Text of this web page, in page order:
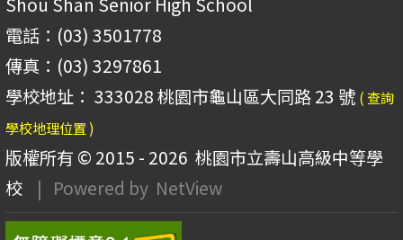
電話：(03) 3501778
傳真：(03) 3297861
學校地址： 333028 桃園市龜山區大同路 23 號 ( 查詢
學校地理位置 )
版權所有 © 2015 - 2026 桃園市立壽山高級中等學
校
| Powered by NetView